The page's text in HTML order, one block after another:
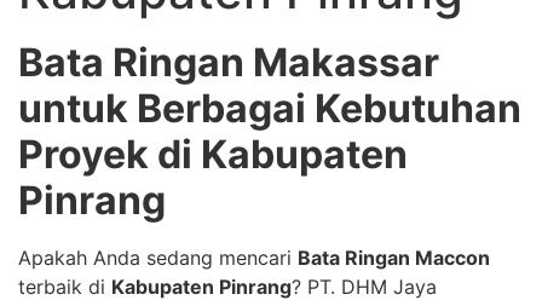
Bata Ringan Makassar
untuk Berbagai Kebutuhan
Proyek di Kabupaten
Pinrang
Apakah Anda sedang mencari Bata Ringan Maccon
terbaik di Kabupaten Pinrang? PT. DHM Jaya